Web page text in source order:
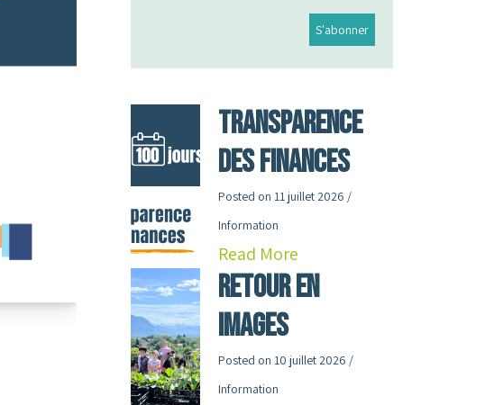
Transparence
des finances
Posted on 11 juillet 2026 /
Information
Read More
RETOUR en
images
Posted on 10 juillet 2026 /
Information